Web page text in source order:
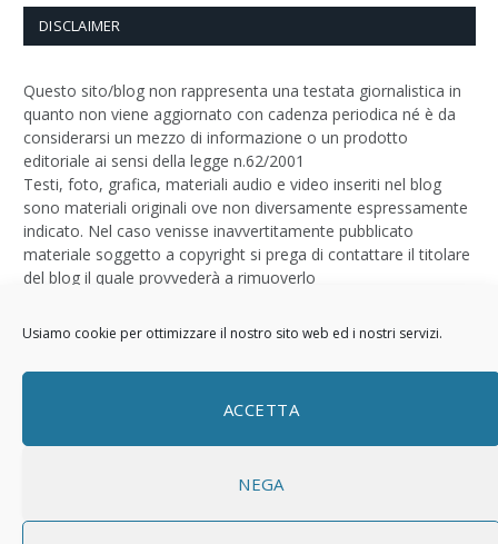
Usiamo cookie per ottimizzare il nostro sito web ed i nostri servizi.
ACCETTA
NEGA
DISCLAIMER
Questo sito/blog non rappresenta una testata giornalistica in
quanto non viene aggiornato con cadenza periodica né è da
considerarsi un mezzo di informazione o un prodotto
editoriale ai sensi della legge n.62/2001
Testi, foto, grafica, materiali audio e video inseriti nel blog
sono materiali originali ove non diversamente espressamente
indicato. Nel caso venisse inavvertitamente pubblicato
materiale soggetto a copyright si prega di contattare il titolare
del blog il quale provvederà a rimuoverlo
Logo bySizegraph